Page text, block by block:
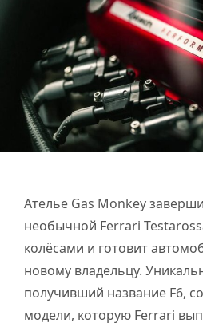
Ателье Gas Monkey
необычной Ferrari
колёсами и готовит
новому владельцу.
получивший название F6,
модели, которую Ferrari